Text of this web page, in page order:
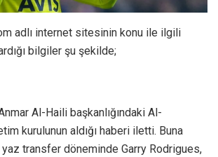
adlı internet sitesinin konu ile ilgili
bilgiler şu şekilde;
Al-Haili başkanlığındaki Al-
kurulunun aldığı haberi iletti. Buna
transfer döneminde Garry Rodrigues,